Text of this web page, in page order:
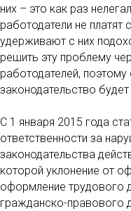
них – это как раз
работодатели не
удерживают с них
решить эту проблему
работодателей,
законодательство
С 1 января 2015 года
ответственности за
законодательства
которой уклонение от
оформление трудового
гражданско-правового